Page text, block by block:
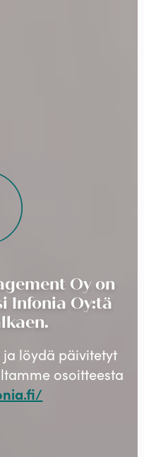
Oy on
Infonia Oy:tä
löydä päivitetyt
osoitteesta